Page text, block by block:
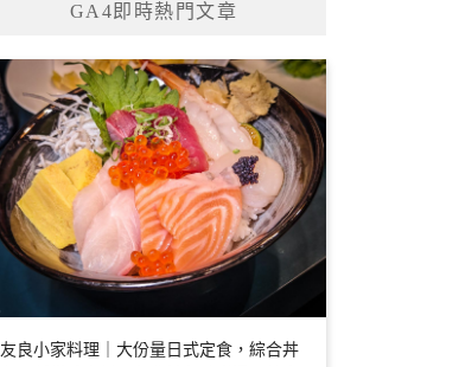
GA4即時熱門文章
友良小家料理｜大份量日式定食，綜合丼